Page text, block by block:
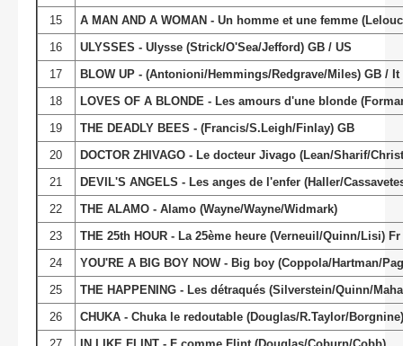
15
A MAN AND A WOMAN - Un homme et une femme
16
ULYSSES - Ulysse (Strick/O'Sea/Jefford) GB / US
17
BLOW UP - (Antonioni/Hemmings/Redgrave/Miles) GB / It
18
LOVES OF A BLONDE - Les amours d'une blonde
19
THE DEADLY BEES - (Francis/S.Leigh/Finlay) GB
20
DOCTOR ZHIVAGO - Le docteur Jivago (Lean/Sharif/
21
DEVIL'S ANGELS - Les anges de l'enfer (Haller/
22
THE ALAMO - Alamo (Wayne/Wayne/Widmark)
23
THE 25th HOUR - La 25ème heure (Verneuil/Quinn/Lisi)
24
YOU'RE A BIG BOY NOW - Big boy (Coppola/Hartman/
25
THE HAPPENING - Les détraqués (Silverstein/Quinn/
26
CHUKA - Chuka le redoutable (Douglas/R.Taylor/Borgnine)